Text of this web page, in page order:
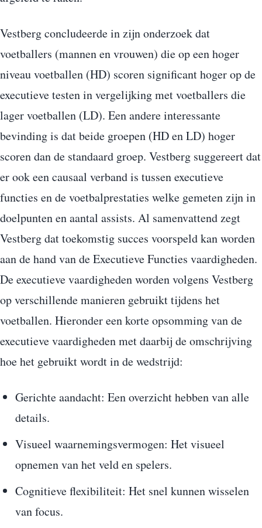
Vestberg concludeerde in zijn onderzoek dat
voetballers (mannen en vrouwen) die op een hoger
niveau voetballen (HD) scoren significant hoger op de
executieve testen in vergelijking met voetballers die
lager voetballen (LD). Een andere interessante
bevinding is dat beide groepen (HD en LD) hoger
scoren dan de standaard groep. Vestberg suggereert dat
er ook een causaal verband is tussen executieve
functies en de voetbalprestaties welke gemeten zijn in
doelpunten en aantal assists. Al samenvattend zegt
Vestberg dat toekomstig succes voorspeld kan worden
aan de hand van de Executieve Functies vaardigheden.
De executieve vaardigheden worden volgens Vestberg
op verschillende manieren gebruikt tijdens het
voetballen. Hieronder een korte opsomming van de
executieve vaardigheden met daarbij de omschrijving
hoe het gebruikt wordt in de wedstrijd:
Gerichte aandacht: Een overzicht hebben van alle
details.
Visueel waarnemingsvermogen: Het visueel
opnemen van het veld en spelers.
Cognitieve flexibiliteit: Het snel kunnen wisselen
van focus.